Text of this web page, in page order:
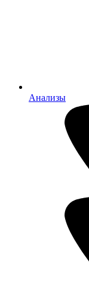
Анализы